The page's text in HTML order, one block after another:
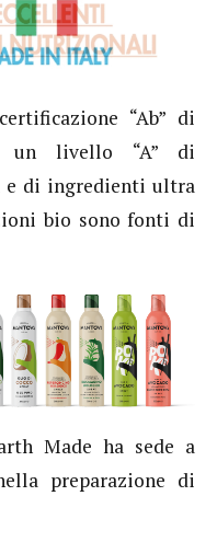
“Ab” di
un livello “A” di
di ingredienti ultra
bio sono fonti di
Made ha sede a
preparazione di